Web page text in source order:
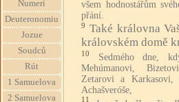
Numeri
Deuteronomiu
Jozue
Soudců
Rút
1 Samuelova
2 Samuelova
všem hodnostářům
přání.
9 Také královna
královském domě
10
Sedmého dne,
Mehúmanovi,
Zetarovi a Karkasovi,
Achašveróše,
11